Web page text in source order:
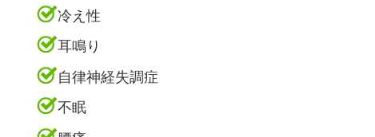
冷え性
耳鳴り
自律神経失調症
不眠